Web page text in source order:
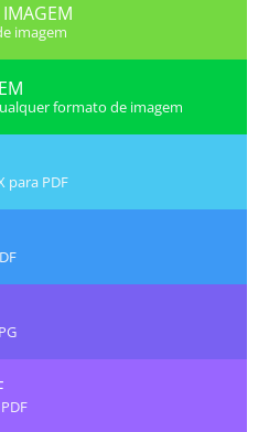
IMAGEM
imagem
formato de imagem
para PDF